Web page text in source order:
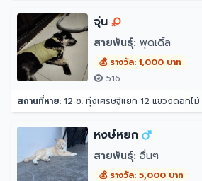
จุ่น
สายพันธุ์: พุดเดิ้ล
💰 รางวัล: 1,000 บาท
516
สถานที่หาย: 12 ซ. ทุ่งเศรษฐีแยก 12 แขวงดอกไม้ เขตป
หงษ์หยก
สายพันธุ์: อื่นๆ
💰 รางวัล: 5,000 บาท